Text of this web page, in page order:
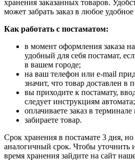
хранения заказанных товаров.
может забрать заказ в любое
Как работать с постаматом:
в момент оформления заказа
удобный для себя постамат,
в вашем городе;
на ваш телефон или e-mail
значит, что товар доставлен в
вы приходите к постамату,
следует инструкциям автомата;
оплачиваете заказ в терминале
забираете товар.
Срок хранения в постамате 3 дня,
аналогичный срок. Чтобы
время хранения зайдите на сайт